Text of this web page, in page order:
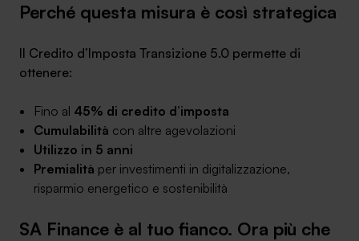
Perché questa misura è così strategica
Il Credito d’Imposta Transizione 5.0 permette di
ottenere:
Fino al 45% di credito d’imposta
Cumulabilità con altre agevolazioni
Utilizzo in 5 anni
Premialità per investimenti in digitalizzazione,
risparmio energetico e sostenibilità
SA Finance è al tuo fianco. Ora più che